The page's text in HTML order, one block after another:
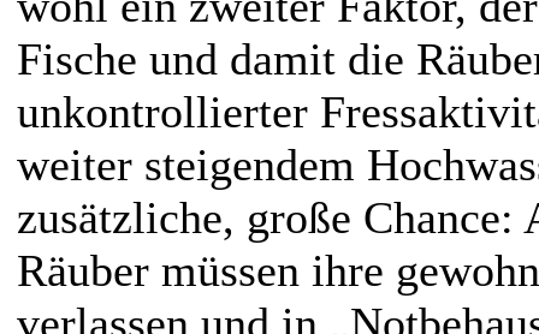
Fische und damit die
unkontrollierter
weiter steigendem
zusätzliche, große Chance:
Räuber müssen ihre
verlassen und in